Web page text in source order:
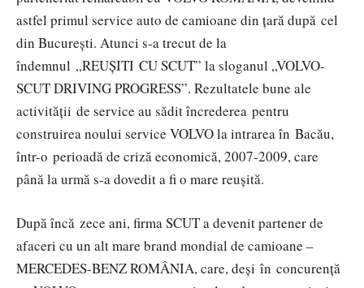
astfel primul service auto de camioane din țară după cel
din București. Atunci s-a trecut de la
îndemnul „REUȘITI CU SCUT” la sloganul „VOLVO-
SCUT DRIVING PROGRESS”. Rezultatele bune ale
activității de service au sădit încrederea pentru
construirea noului service VOLVO la intrarea în Bacău,
într-o perioadă de criză economică, 2007-2009, care
până la urmă s-a dovedit a fi o mare reușită.
După încă zece ani, firma SCUT a devenit partener de
afaceri cu un alt mare brand mondial de camioane –
MERCEDES-BENZ ROMÂNIA, care, deși în concurență